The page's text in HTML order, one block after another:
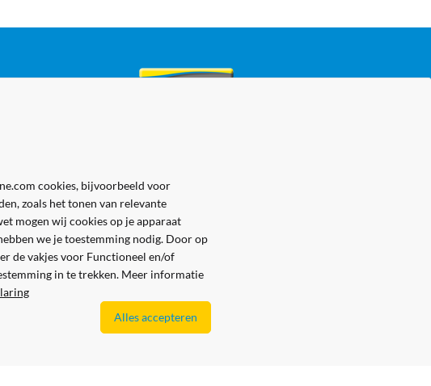
cookies, bijvoorbeeld voor
zoals het tonen van relevante
mogen wij cookies op je apparaat
we je toestemming nodig. Door op
de vakjes voor Functioneel en/of
in te trekken. Meer informatie
Alles accepteren